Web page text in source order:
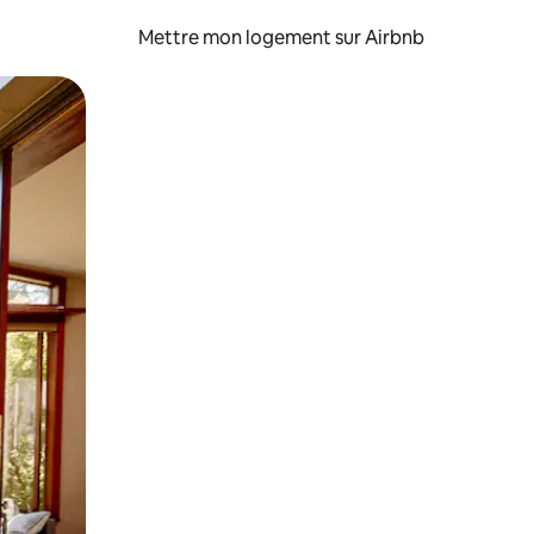
Mettre mon logement sur Airbnb
glisser.